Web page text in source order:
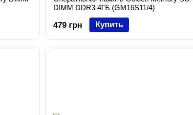
DIMM DDR3 4ГБ (GM16S11/4)
479 грн Купить